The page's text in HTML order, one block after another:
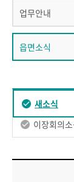
업무안내
읍면소식
새소식
이장회의소